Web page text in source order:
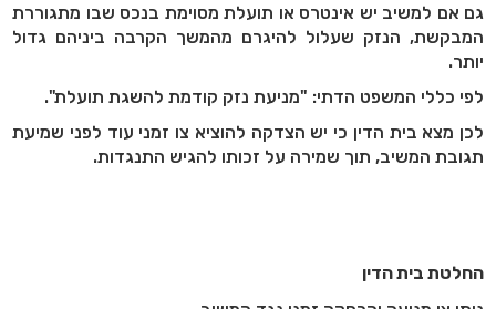
גם אם למשיב יש אינטרס או תועלת מסוימת בנכס שבו מתגוררת
המבקשת, הנזק שעלול להיגרם מהמשך הקרבה ביניהם גדול
יותר.
לפי כללי המשפט הדתי: "מניעת נזק קודמת להשגת תועלת".
לכן מצא בית הדין כי יש הצדקה להוציא צו זמני עוד לפני שמיעת
תגובת המשיב, תוך שמירה על זכותו להגיש התנגדות.
החלטת בית הדין